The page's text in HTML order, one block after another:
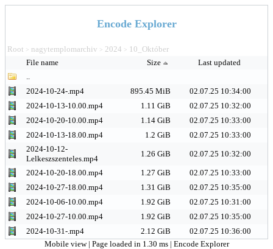
Encode Explorer
Root > nagytemplomarchiv > 2024 > 10_Október
File name
Size
Last updated
..
2024-10-24-.mp4
895.45 MiB
02.07.25 10:34:00
2024-10-13-10.00.mp4
1.11 GiB
02.07.25 10:32:00
2024-10-20-10.00.mp4
1.14 GiB
02.07.25 10:33:00
2024-10-13-18.00.mp4
1.2 GiB
02.07.25 10:33:00
2024-10-12-
Lelkeszszenteles.mp4
1.26 GiB 02.07.25 10:32:00
2024-10-20-18.00.mp4 1.27 GiB
02.07.25 10:33:00
2024-10-27-18.00.mp4
1.31 GiB
02.07.25 10:35:00
2024-10-06-10.00.mp4
1.92 GiB
02.07.25 10:31:00
2024-10-27-10.00.mp4
1.92 GiB
02.07.25 10:35:00
2024-10-31-.mp4
2.12 GiB
02.07.25 10:36:00
Mobile view | Page loaded in 1.30 ms | Encode Explorer